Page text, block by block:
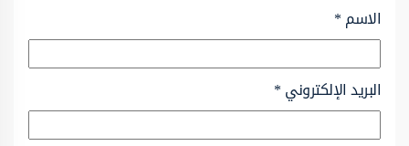
الاسم*
البريد الإلكتروني*